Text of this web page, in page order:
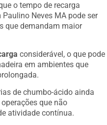
o tempo de recarga
Neves MA pode ser
que demandam maior
considerável, o que pode
em ambientes que
de chumbo-ácido ainda
que não
atividade contínua.